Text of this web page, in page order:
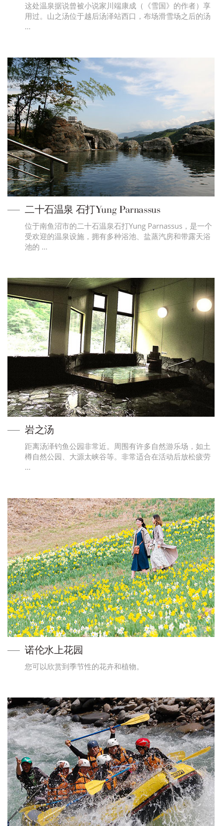
这处温泉据说曾被小说家川端康成（《雪国》的作者）享
用过。山之汤位于越后汤泽站西口，布场滑雪场之后的汤
…
二十石温泉 石打Yung Parnassus
位于南鱼沼市的二十石温泉石打Yung Parnassus，是一个
受欢迎的温泉设施，拥有多种浴池、盐蒸汽房和带露天浴
池的 …
岩之汤
距离汤泽钓鱼公园非常近。周围有许多自然游乐场，如土
樽自然公园、大源太峡谷等。非常适合在活动后放松疲劳
…
诺伦水上花园
您可以欣赏到季节性的花卉和植物。